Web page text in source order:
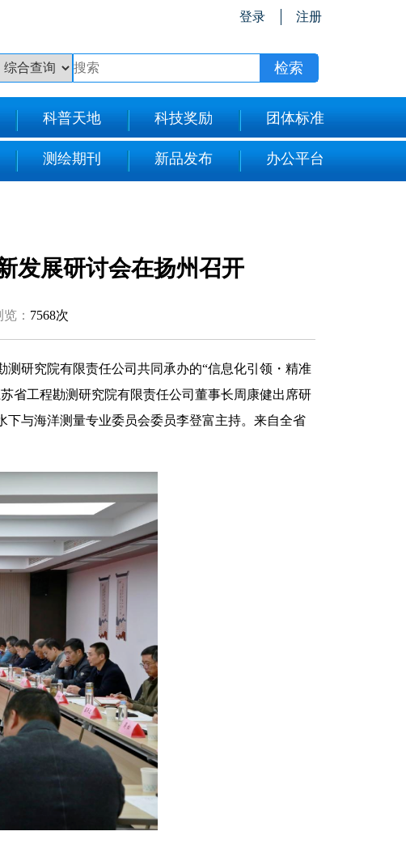
登录 注册
科普天地 科技奖励 团体标准
测绘期刊 新品发布 办公平台
发展研讨会在扬州召开
： 7568次
研究院有限责任公司共同承办的“信息化引领・精准
省工程勘测研究院有限责任公司董事长周康健出席研
与海洋测量专业委员会委员李登富主持。来自全省